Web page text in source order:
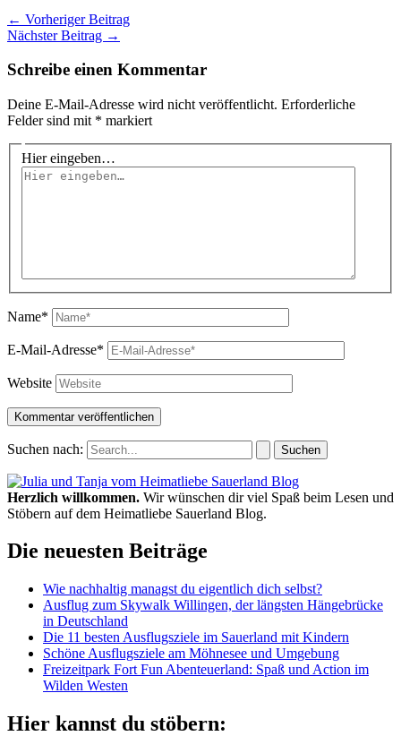
← Vorheriger Beitrag
Nächster Beitrag →
Schreibe einen Kommentar
Deine E-Mail-Adresse wird nicht veröffentlicht. Erforderliche
Felder sind mit * markiert
Hier eingeben…
Name*
E-Mail-Adresse*
Website
Suchen nach:
Herzlich willkommen. Wir wünschen dir viel Spaß beim Lesen und
Stöbern auf dem Heimatliebe Sauerland Blog.
Die neuesten Beiträge
Wie nachhaltig managst du eigentlich dich selbst?
Ausflug zum Skywalk Willingen, der längsten Hängebrücke
in Deutschland
Die 11 besten Ausflugsziele im Sauerland mit Kindern
Schöne Ausflugsziele am Möhnesee und Umgebung
Freizeitpark Fort Fun Abenteuerland: Spaß und Action im
Wilden Westen
Hier kannst du stöbern: